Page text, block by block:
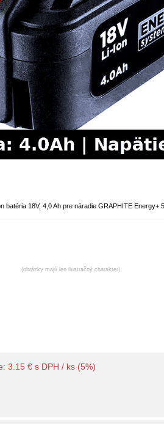
batéria 18V, 4,0 Ah pre náradie GRAPHITE Energy+
(obrázky majú len ilustračný charakter)
3.15 € s DPH / ks (5%)